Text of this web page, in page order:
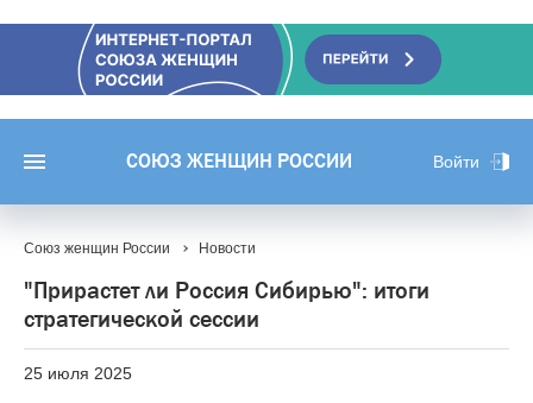
СОЮЗ ЖЕНЩИН РОССИИ Войти
Союз женщин России Новости
"Прирастет ли Россия Сибирью": итоги
стратегической сессии
25 июля 2025